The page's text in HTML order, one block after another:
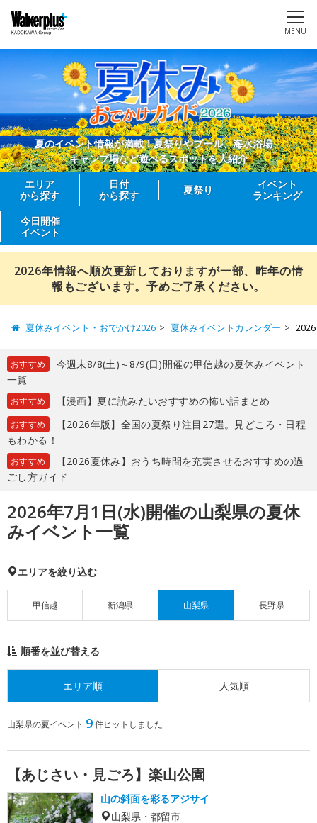
MENU
夏のイベント情報が満載！夏祭りやプール、海水浴場、
キャンプ場など遊べるスポットを大紹介
エリア
から探す
日付
から探す
夏祭り
イベント
ランキング
今日開催
イベント
2026年情報へ順次更新しておりますが一部、昨年の情
報もございます。予めご了承ください。
夏休みイベント・おでかけ2026 夏休みイベントカレンダー
おすすめ
今週末8/8(土)～8/9(日)開催の甲信越の夏休みイベント
一覧
おすすめ 【漫画】夏に読みたいおすすめの怖い話まとめ
おすすめ
【2026年版】全国の夏祭り注目27選。見どころ・日程
もわかる！
おすすめ
【2026夏休み】おうち時間を充実させるおすすめの過
ごし方ガイド
2026年7月1日(水)開催の山梨県の夏休
みイベント一覧
エリアを絞り込む
甲信越 新潟県 山梨県 長野県
順番を並び替える
エリア順 人気順
山梨県の夏イベント 9件ヒットしました
【あじさい・見ごろ】楽山公園
山の斜面を彩るアジサイ
山梨県・都留市